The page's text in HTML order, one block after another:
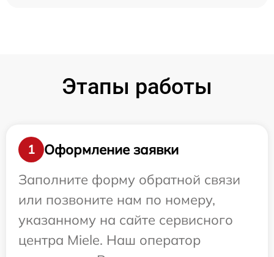
Этапы работы
1
Оформление заявки
Заполните форму обратной связи
или позвоните нам по номеру,
указанному на сайте сервисного
центра Miele. Наш оператор